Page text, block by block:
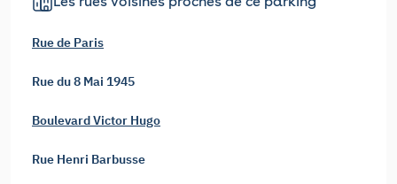
Rue de Paris
Rue du 8 Mai 1945
Boulevard Victor Hugo
Rue Henri Barbusse